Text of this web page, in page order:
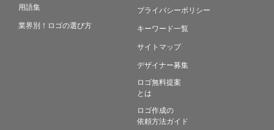
用語集
業界別！ロゴの選び方
プライバシーポリシー
キーワード一覧
サイトマップ
デザイナー募集
ロゴ無料提案
とは
ロゴ作成の
依頼方法ガイド